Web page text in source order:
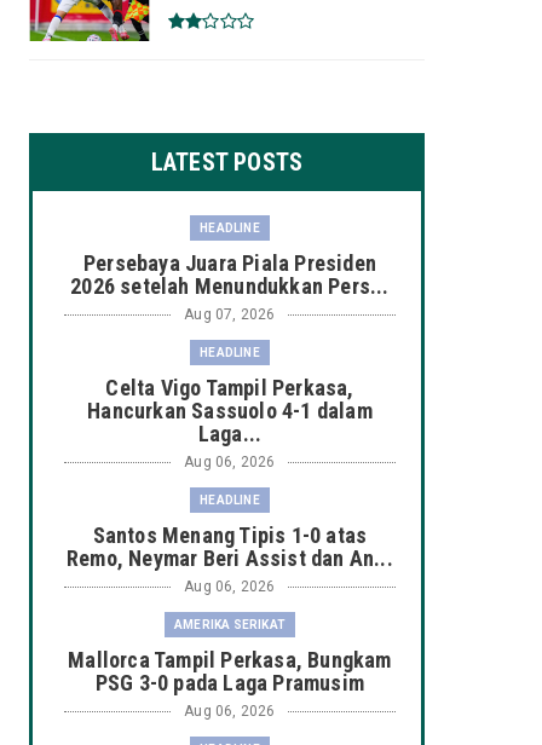
LATEST POSTS
HEADLINE
Persebaya Juara Piala Presiden
2026 setelah Menundukkan Pers...
Aug 07, 2026
HEADLINE
Celta Vigo Tampil Perkasa,
Hancurkan Sassuolo 4-1 dalam
Laga...
Aug 06, 2026
HEADLINE
Santos Menang Tipis 1-0 atas
Remo, Neymar Beri Assist dan An...
Aug 06, 2026
AMERIKA SERIKAT
Mallorca Tampil Perkasa, Bungkam
PSG 3-0 pada Laga Pramusim
Aug 06, 2026